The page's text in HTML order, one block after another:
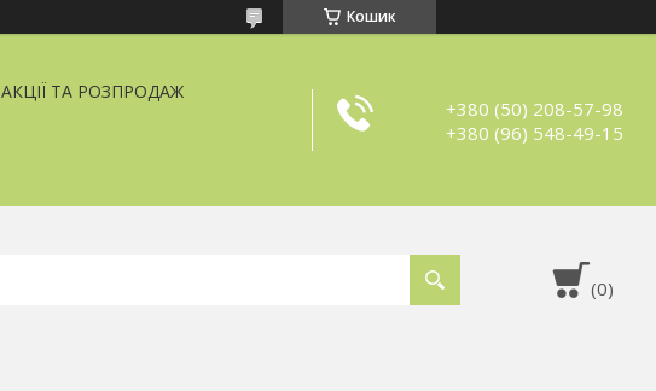
Кошик
АКЦІЇ ТА РОЗПРОДАЖ
+380 (50) 208-57-98
+380 (96) 548-49-15